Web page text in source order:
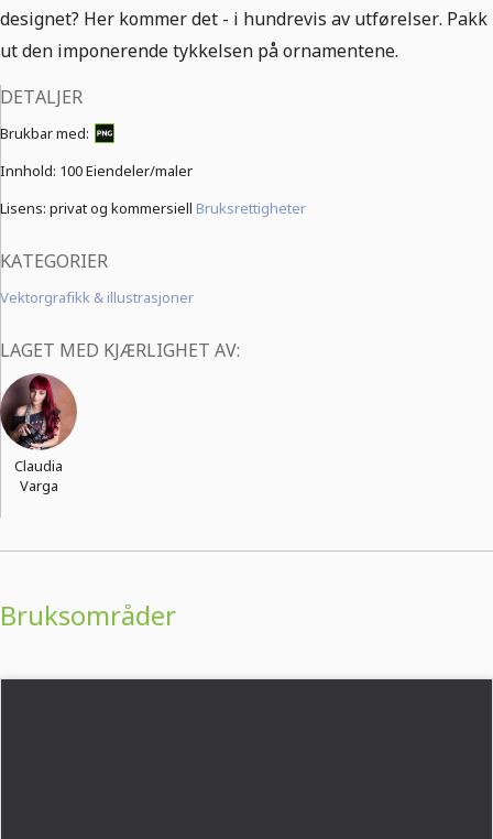
designet? Her kommer det - i hundrevis av utførelser. Pakk
ut den imponerende tykkelsen på ornamentene.
DETALJER
Brukbar med:
Innhold: 100 Eiendeler/maler
Lisens: privat og kommersiell Bruksrettigheter
KATEGORIER
Vektorgrafikk & illustrasjoner
LAGET MED KJÆRLIGHET AV:
Claudia
Varga
Bruksområder